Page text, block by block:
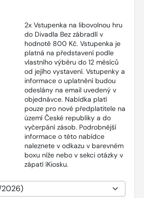
2x Vstupenka na libovolnou hru
do Divadla Bez zábradlí v
hodnotě 800 Kč. Vstupenka je
platná na představení podle
vlastního výběru do 12 měsíců
od jejího vystavení. Vstupenky a
informace o uplatnění budou
odeslány na email uvedený v
objednávce. Nabídka platí
pouze pro nové předplatitele na
území České republiky a do
vyčerpání zásob. Podrobnější
informace o této nabídce
naleznete v odkazu v barevném
boxu níže nebo v sekci otázky v
zápatí íKiosku.